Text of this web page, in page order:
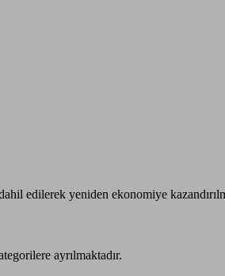
edilerek yeniden ekonomiye
ayrılmaktadır.